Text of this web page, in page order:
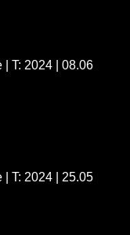
| T: 2024 | 08.06
| T: 2024 | 25.05